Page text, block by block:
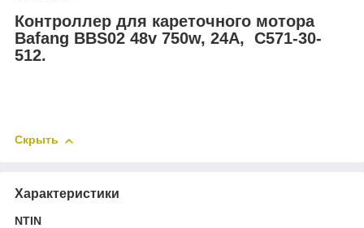
Контроллер для кареточного мотора
Bafang BBS02 48v 750w, 24A, C571-30-
512.
Скрыть
Характеристики
NTIN